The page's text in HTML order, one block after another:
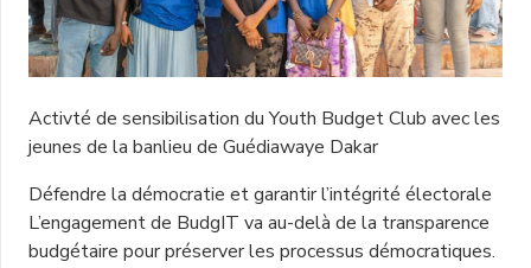
Activté de sensibilisation du Youth Budget Club avec les
jeunes de la banlieu de Guédiawaye Dakar
Défendre la démocratie et garantir l’intégrité électorale
L’engagement de BudgIT va au-delà de la transparence
budgétaire pour préserver les processus démocratiques.